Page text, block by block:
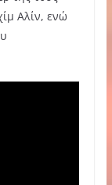
Αλίν, ενώ